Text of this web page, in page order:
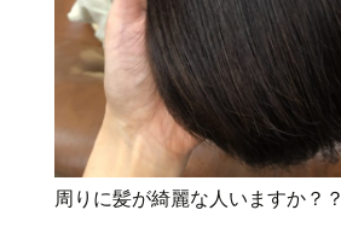
周りに髪が綺麗な人いますか？？